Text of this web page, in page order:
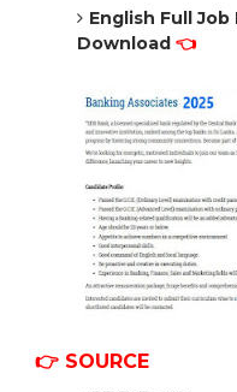
English Full
Download 👈
👉 SOURCE